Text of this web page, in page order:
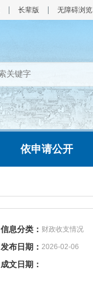
长辈版 无障碍浏览
依申请公开
信息分类： 财政收支情况
发布日期： 2026-02-06
成文日期：